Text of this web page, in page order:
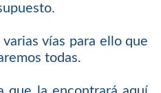
vías para ello que
todas.